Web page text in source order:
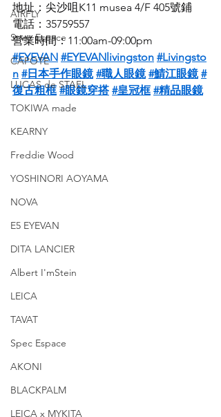
AIRFLY
Spec Espace
CAPOTE
LUCAS de STAEL
TOKIWA made
KEARNY
Freddie Wood
YOSHINORI AOYAMA
NOVA
E5 EYEVAN
DITA LANCIER
Albert I'mStein
LEICA
TAVAT
Spec Espace
AKONI
BLACKPALM
LEICA x MYKITA
地址：尖沙咀K11 musea 4/F 405號鋪
電話：35759557
營業時間：11:00am-09:00pm
#EYEVAN #EYEVANlivingston #Livingsto
n #日本手作眼鏡 #職人眼鏡 #鯖江眼鏡 #
復古粗框 #眼鏡穿搭 #皇冠框 #精品眼鏡